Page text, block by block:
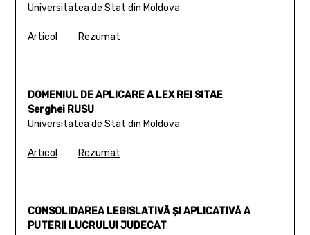
Universitatea de Stat din Moldova
Articol Rezumat
DOMENIUL DE APLICARE A LEX REI SITAE
Serghei RUSU
Universitatea de Stat din Moldova
Articol Rezumat
CONSOLIDAREA LEGISLATIVĂ ȘI APLICATIVĂ A
PUTERII LUCRULUI JUDECAT